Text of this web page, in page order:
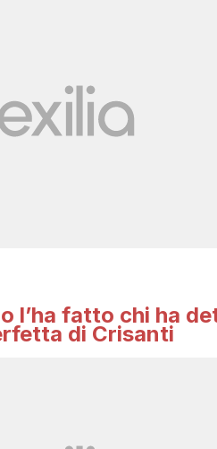
l’ha fatto chi ha
di Crisanti